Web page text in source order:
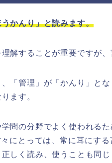
かんり」と読みます。
解することが重要ですが
、「管理」が「かんり」と
ます。
問の分野でよく使われる
にとっては、常に耳にす
しく読み、使うことも同